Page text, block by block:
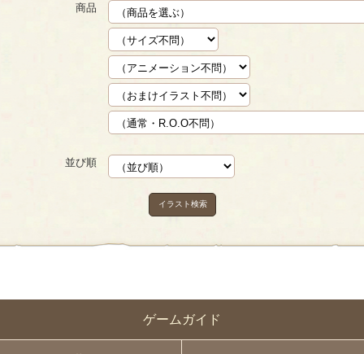
ゲームガイド
商品
並び順
イラスト検索